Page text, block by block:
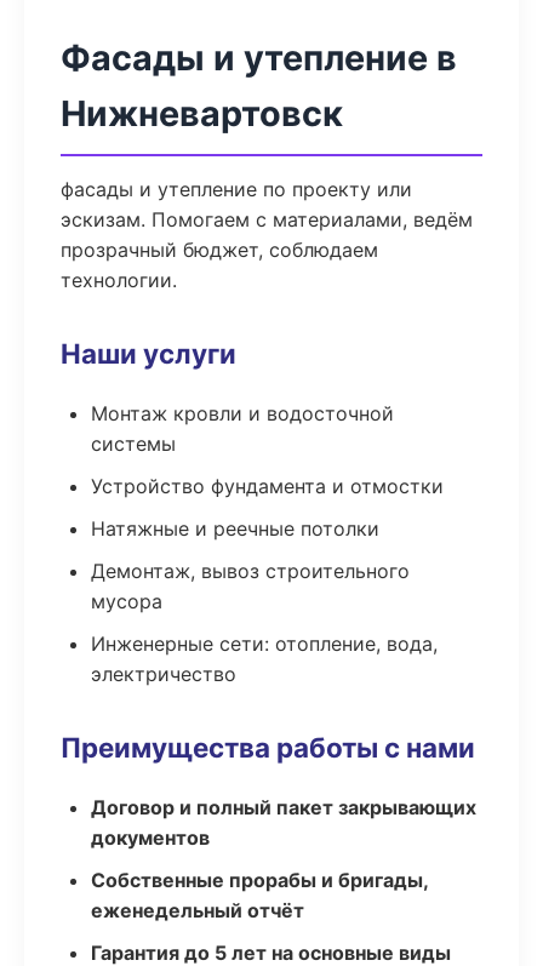
Фасады и утепление в
Нижневартовск
фасады и утепление по проекту или
эскизам. Помогаем с материалами, ведём
прозрачный бюджет, соблюдаем
технологии.
Наши услуги
Монтаж кровли и водосточной
системы
Устройство фундамента и отмостки
Натяжные и реечные потолки
Демонтаж, вывоз строительного
мусора
Инженерные сети: отопление, вода,
электричество
Преимущества работы с нами
Договор и полный пакет закрывающих
документов
Собственные прорабы и бригады,
еженедельный отчёт
Гарантия до 5 лет на основные виды